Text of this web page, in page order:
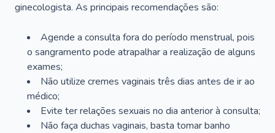
ginecologista. As principais recomendações são:
Agende a consulta fora do período menstrual, pois
o sangramento pode atrapalhar a realização de alguns
exames;
Não utilize cremes vaginais três dias antes de ir ao
médico;
Evite ter relações sexuais no dia anterior à consulta;
Não faça duchas vaginais, basta tomar banho